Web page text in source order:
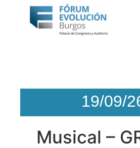
19/09/
Musical –